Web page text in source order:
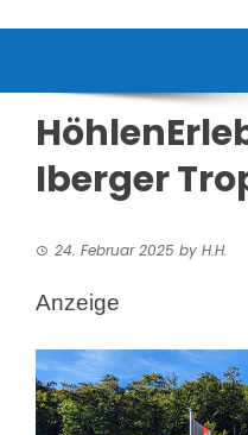
Iberger
24. Februar 2025 by H.H.
Anzeige